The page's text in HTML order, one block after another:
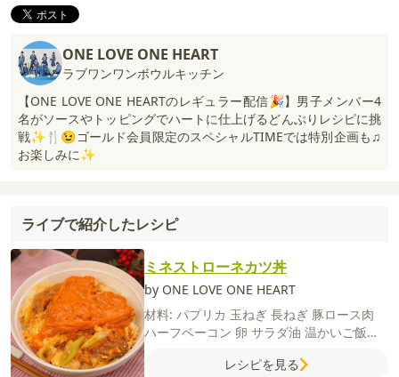
ONE LOVE ONE HEART
ラブワンワンボウルキッチン
【ONE LOVE ONE HEARTのレギュラー配信🎉】男子メンバー4
名がソースやトッピングでハートに仕上げるどんぶりレシピに挑
戦✨🍴😉ゴールド会員限定のスペシャルTIMEでは特別企画も♫
お楽しみに✨
ライブで紹介したレシピ
ミネストローネカツ丼
by ONE LOVE ONE HEART
材料: パプリカ 玉ねぎ 長ねぎ 豚ロース肉
ハーフベーコン 卵 サラダ油 温かいご飯
卵液パン粉【C】
レシピを見る